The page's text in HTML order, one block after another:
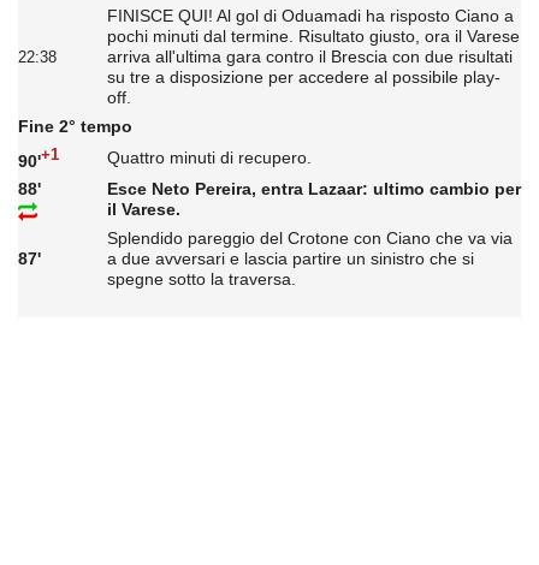
22:38
FINISCE QUI! Al gol di Oduamadi ha risposto Ciano a
pochi minuti dal termine. Risultato giusto, ora il Varese
arriva all'ultima gara contro il Brescia con due risultati
su tre a disposizione per accedere al possibile play-
off.
Fine 2° tempo
90'+1
Quattro minuti di recupero.
88'
Esce Neto Pereira, entra Lazaar: ultimo cambio per
il Varese.
87'
Splendido pareggio del Crotone con Ciano che va via
a due avversari e lascia partire un sinistro che si
spegne sotto la traversa.